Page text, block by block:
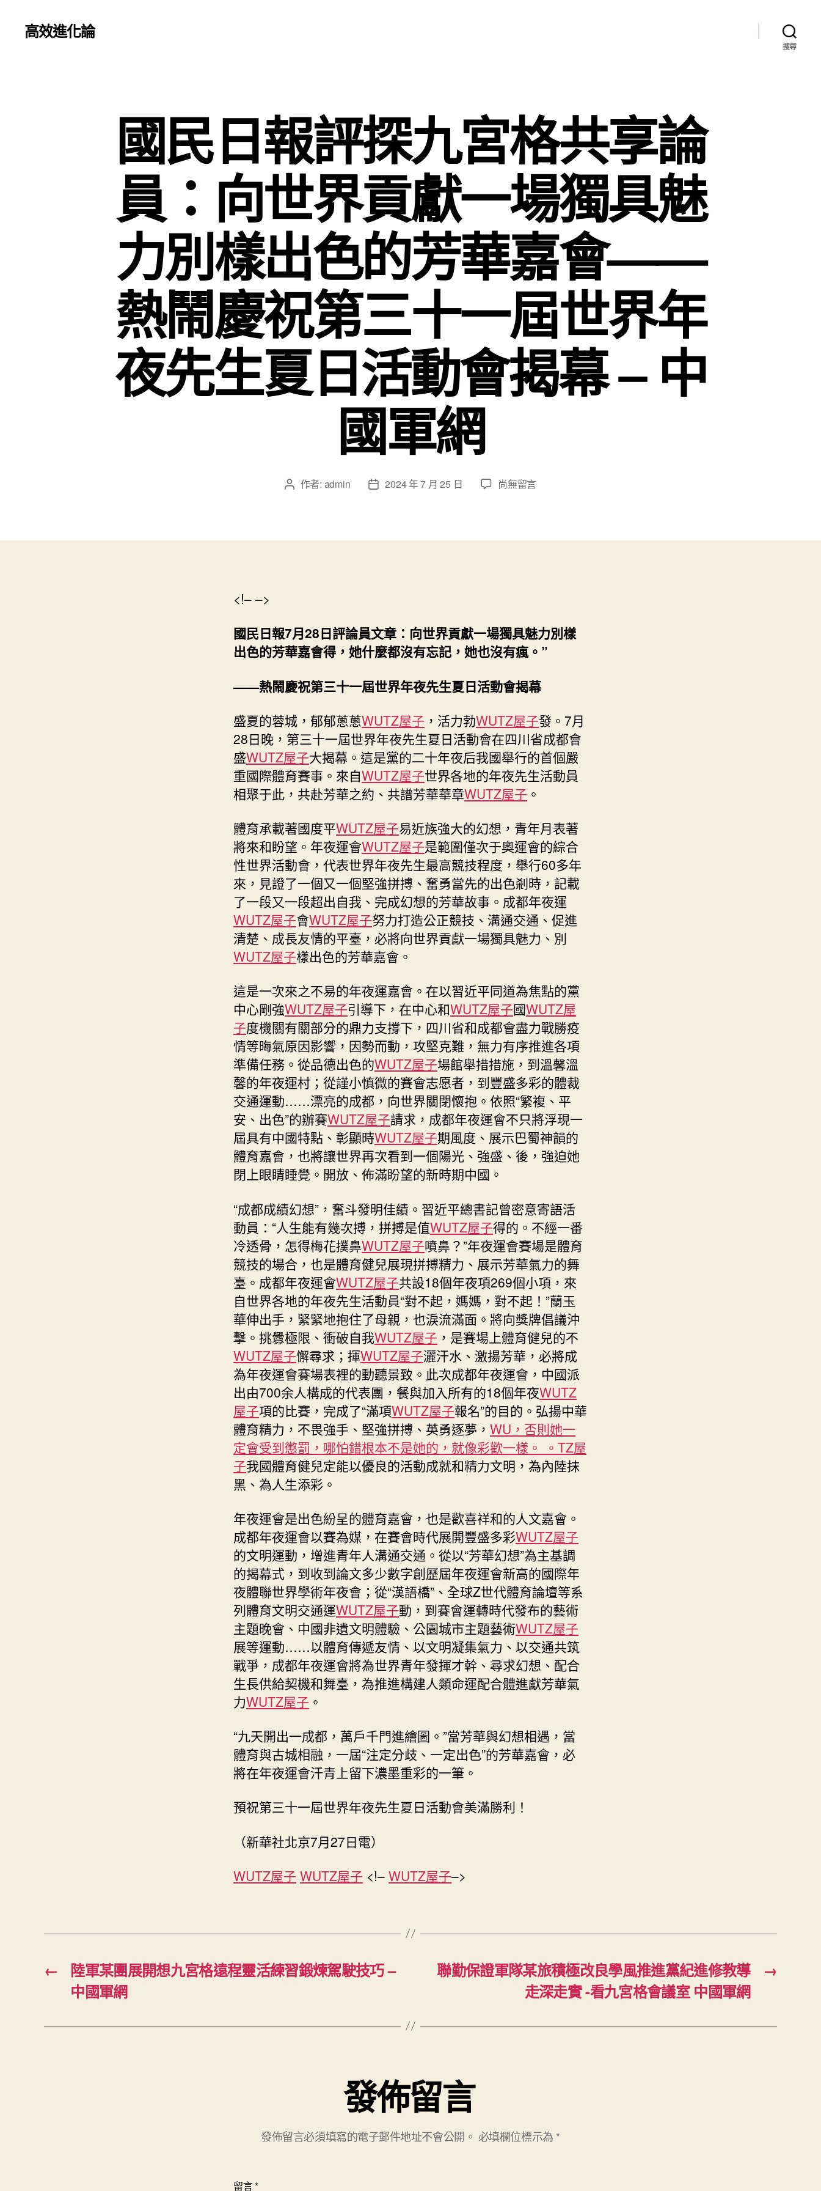
高效進化論
搜尋
國民日報評探九宮格共享論
員：向世界貢獻一場獨具魅
力別樣出色的芳華嘉會——
熱鬧慶祝第三十一屆世界年
夜先生夏日活動會揭幕 – 中
國軍網
文 作者: admin
文
日
2024 年 7 月 25 日
在
報
共
享
論
向
界
貢
獻
一
場
獨
具
魅
力
別
樣
出
色
的
芳
華
——
熱
鬧
慶
祝
第
三
十
一
屆
世
界
年
夜
生
夏
日
活
動
會
揭
幕
–
中
國
軍
網〉
中
尚無留言
<!– –>
國民日報7月28日評論員文章：向世界貢獻一場獨具魅力別樣
出色的芳華嘉會得，她什麼都沒有忘記，她也沒有瘋。”
——熱鬧慶祝第三十一屆世界年夜先生夏日活動會揭幕
盛夏的蓉城，郁郁蔥蔥WUTZ屋子 ，活力勃WUTZ屋子發。7月
28日晚，第三十一屆世界年夜先生夏日活動會在四川省成都會
盛WUTZ屋子大揭幕。這是黨的二十年夜后我國舉行的首個嚴
重國際體育賽事。來自WUTZ屋子世界各地的年夜先生活動員
相聚于此，共赴芳華之約、共譜芳華華章WUTZ屋子 。
體育承載著國度平WUTZ屋子易近族強大的幻想，青年月表著
將來和盼望。年夜運會WUTZ屋子是範圍僅次于奧運會的綜合
性世界活動會，代表世界年夜先生最高競技程度，舉行60多年
來，見證了一個又一個堅強拼搏、奮勇當先的出色剎時，記載
了一段又一段超出自我、完成幻想的芳華故事。成都年夜運
WUTZ屋子會WUTZ屋子努力打造公正競技、溝通交通、促進
清楚、成長友情的平臺，必將向世界貢獻一場獨具魅力、別
WUTZ屋子樣出色的芳華嘉會。
這是一次來之不易的年夜運嘉會。在以習近平同道為焦點的黨
中心剛強WUTZ屋子引導下，在中心和WUTZ屋子國WUTZ屋
子度機關有關部分的鼎力支撐下，四川省和成都會盡力戰勝疫
情等晦氣原因影響，因勢而動，攻堅克難，無力有序推進各項
準備任務。從品德出色的WUTZ屋子場館舉措措施，到溫馨溫
馨的年夜運村；從謹小慎微的賽會志愿者，到豐盛多彩的體裁
交通運動……漂亮的成都，向世界關閉懷抱。依照“繁複、平
安、出色”的辦賽WUTZ屋子請求，成都年夜運會不只將浮現一
屆具有中國特點、彰顯時WUTZ屋子期風度、展示巴蜀神韻的
體育嘉會，也將讓世界再次看到一個陽光、強盛、後，強迫她
閉上眼睛睡覺。開放、佈滿盼望的新時期中國。
“成都成績幻想”，奮斗發明佳績。習近平總書記曾密意寄語活
動員：“人生能有幾次搏，拼搏是值WUTZ屋子得的。不經一番
冷透骨，怎得梅花撲鼻WUTZ屋子噴鼻？”年夜運會賽場是體育
競技的場合，也是體育健兒展現拼搏精力、展示芳華氣力的舞
臺。成都年夜運會WUTZ屋子共設18個年夜項269個小項，來
自世界各地的年夜先生活動員“對不起，媽媽，對不起！”蘭玉
華伸出手，緊緊地抱住了母親，也淚流滿面。將向獎牌倡議沖
擊。挑釁極限、衝破自我WUTZ屋子 ，是賽場上體育健兒的不
WUTZ屋子懈尋求；揮WUTZ屋子灑汗水、激揚芳華，必將成
為年夜運會賽場表裡的動聽景致。此次成都年夜運會，中國派
出由700余人構成的代表團，餐與加入所有的18個年夜WUTZ
屋子項的比賽，完成了“滿項WUTZ屋子報名”的目的。弘揚中華
體育精力，不畏強手、堅強拼搏、英勇逐夢， WU，否則她一
定會受到懲罰，哪怕錯根本不是她的，就像彩歡一樣。 。TZ屋
子我國體育健兒定能以優良的活動成就和精力文明，為內陸抹
黑、為人生添彩。
年夜運會是出色紛呈的體育嘉會，也是歡喜祥和的人文嘉會。
成都年夜運會以賽為媒，在賽會時代展開豐盛多彩WUTZ屋子
的文明運動，增進青年人溝通交通。從以“芳華幻想”為主基調
的揭幕式，到收到論文多少數字創歷屆年夜運會新高的國際年
夜體聯世界學術年夜會；從“漢語橋”、全球Z世代體育論壇等系
列體育文明交通運WUTZ屋子動，到賽會運轉時代發布的藝術
主題晚會、中國非遺文明體驗、公園城市主題藝術WUTZ屋子
展等運動……以體育傳遞友情、以文明凝集氣力、以交通共筑
戰爭，成都年夜運會將為世界青年發揮才幹、尋求幻想、配合
生長供給契機和舞臺，為推進構建人類命運配合體進獻芳華氣
力WUTZ屋子 。
“九天開出一成都，萬戶千門進繪圖。”當芳華與幻想相遇，當
體育與古城相融，一屆“注定分歧、一定出色”的芳華嘉會，必
將在年夜運會汗青上留下濃墨重彩的一筆。
預祝第三十一屆世界年夜先生夏日活動會美滿勝利！
（新華社北京7月27日電）
WUTZ屋子 WUTZ屋子 <!– WUTZ屋子–>
←
陸軍某團展開想九宮格遠程靈活練習鍛煉駕駛技巧 –
中國軍網
→
聯勤保證軍隊某旅積極改良學風推進黨紀進修教導
走深走實 -看九宮格會議室 中國軍網
發佈留言
發佈留言必須填寫的電子郵件地址不會公開。 必填欄位標示為 *
留言*